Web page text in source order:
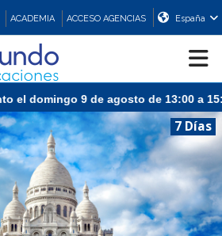
ACADEMIA ACCESO AGENCIAS España
CRUCEROS
EUROPA
ASIA
a 15:30 (CEST/Madrid).
7 Días